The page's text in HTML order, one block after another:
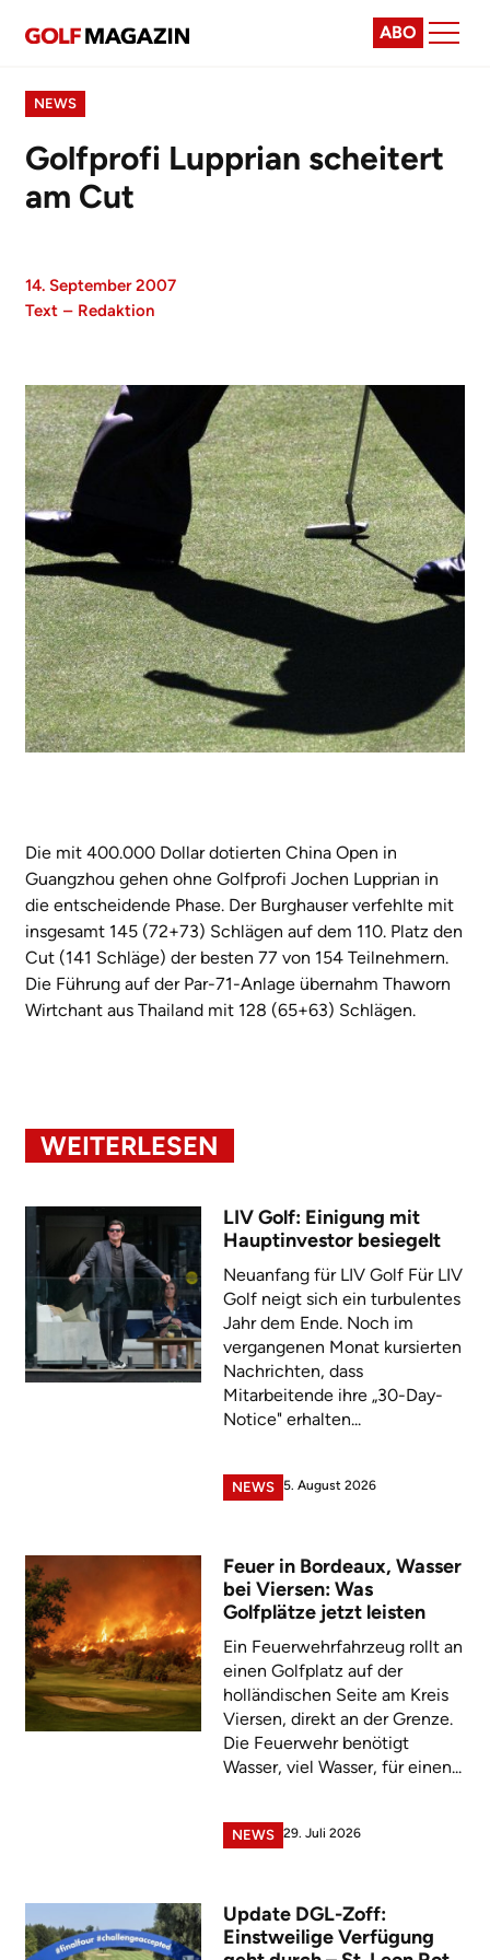
ABO
NEWS
Golfprofi Lupprian scheitert
am Cut
14. September 2007
Text – Redaktion
Die mit 400.000 Dollar dotierten China Open in
Guangzhou gehen ohne Golfprofi Jochen Lupprian in
die entscheidende Phase. Der Burghauser verfehlte mit
insgesamt 145 (72+73) Schlägen auf dem 110. Platz den
Cut (141 Schläge) der besten 77 von 154 Teilnehmern.
Die Führung auf der Par-71-Anlage übernahm Thaworn
Wirtchant aus Thailand mit 128 (65+63) Schlägen.
WEITERLESEN
LIV Golf: Einigung mit
Hauptinvestor besiegelt
Neuanfang für LIV Golf Für LIV
Golf neigt sich ein turbulentes
Jahr dem Ende. Noch im
vergangenen Monat kursierten
Nachrichten, dass
Mitarbeitende ihre „30-Day-
Notice" erhalten...
NEWS 5. August 2026
Feuer in Bordeaux, Wasser
bei Viersen: Was
Golfplätze jetzt leisten
Ein Feuerwehrfahrzeug rollt an
einen Golfplatz auf der
holländischen Seite am Kreis
Viersen, direkt an der Grenze.
Die Feuerwehr benötigt
Wasser, viel Wasser, für einen...
NEWS 29. Juli 2026
Update DGL-Zoff:
Einstweilige Verfügung